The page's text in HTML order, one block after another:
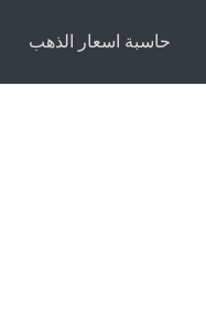
حاسبة اسعار الذهب